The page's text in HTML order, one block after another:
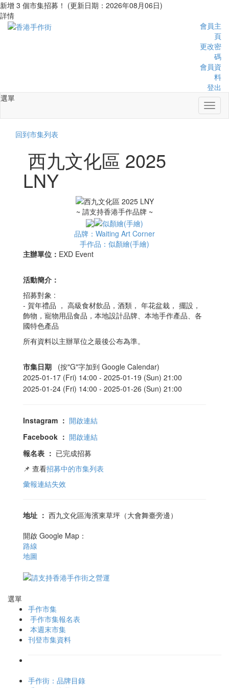
新增 3 個市集招募！ (更新日期：2026年08月06日)
詳情
會員主
頁
更改密
碼
會員資
料
登出
選單
回到市集列表
西九文化區 2025
LNY
~ 請支持香港手作品牌 ~
品牌：Waiting Art Corner
手作品：似顏繪(手繪)
主辦單位： EXD Event
活動簡介：
招募對象 :
- 賀年禮品 ， 高級食材飲品，酒類， 年花盆栽， 擺設，
飾物，寵物用品食品，本地設計品牌、本地手作產品、各
國特色產品
所有資料以主辦單位之最後公布為準。
市集日期
(按"G"字加到 Google Calendar)
2025-01-17 (Fri) 14:00 - 2025-01-19 (Sun) 21:00
2025-01-24 (Fri) 14:00 - 2025-01-26 (Sun) 21:00
Instagram ： 開啟連結
Facebook ： 開啟連結
報名表 ： 已完成招募
📌 查看招募中的市集列表
彙報連結失效
地址 ： 西九文化區海濱東草坪（大會舞臺旁邊）
開啟 Google Map：
路線
地圖
選單
手作市集
手作市集報名表
本週末市集
刊登市集資料
手作街：品牌目錄